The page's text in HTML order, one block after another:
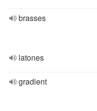
brasses
latones
gradient